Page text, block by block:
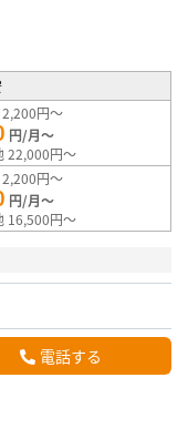
円～
円/月～
22,000円～
円～
円/月～
16,500円～
電話する